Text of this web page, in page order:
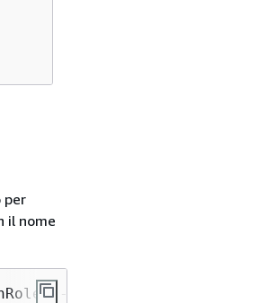
per
il nome
--assume-role-